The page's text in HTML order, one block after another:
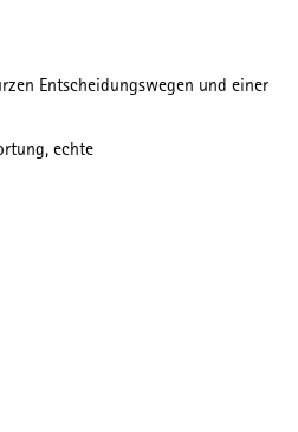
Entscheidungswegen und einer
echte